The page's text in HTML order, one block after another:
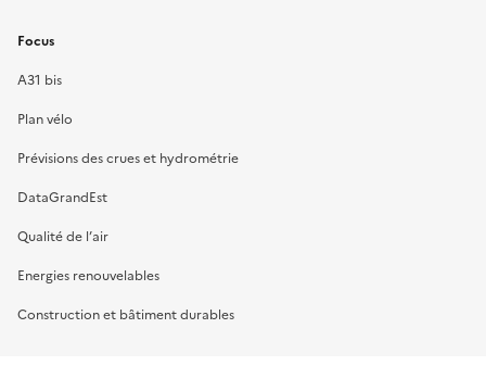
Focus
A31 bis
Plan vélo
Prévisions des crues et hydrométrie
DataGrandEst
Qualité de l’air
Energies renouvelables
Construction et bâtiment durables